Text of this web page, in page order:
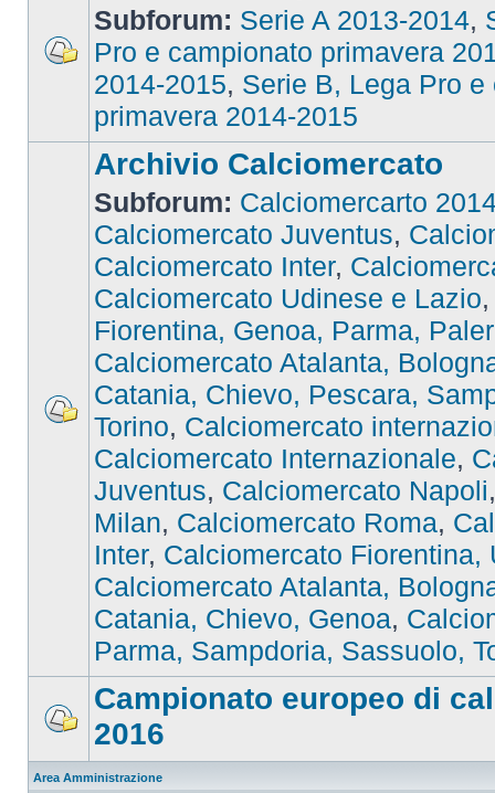
Subforum: Serie A 2013-2014,
Pro e campionato primavera
2014-2015, Serie B, Lega Pro e
primavera 2014-2015
Archivio Calciomercato
Subforum: Calciomercarto
Calciomercato Juventus,
Calciomercato Inter,
Calciomercato Udinese e Lazio
Fiorentina, Genoa, Parma,
Calciomercato Atalanta,
Catania, Chievo, Pescara,
Torino, Calciomercato
Calciomercato Internazionale,
Juventus, Calciomercato Napoli
Milan, Calciomercato Roma,
Inter, Calciomercato Fiorentina,
Calciomercato Atalanta,
Catania, Chievo, Genoa,
Parma, Sampdoria, Sassuolo,
Campionato europeo di
2016
Area Amministrazione